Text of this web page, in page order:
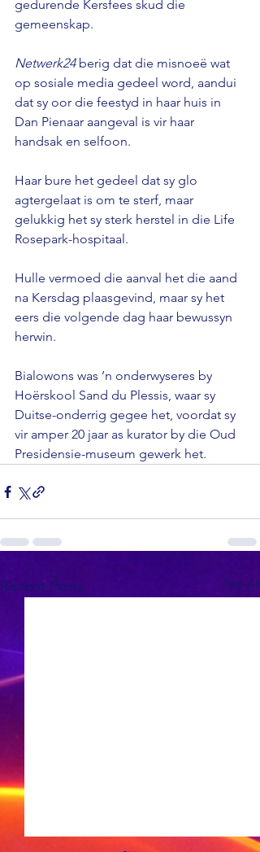
gedurende Kersfees skud die
gemeenskap.
Netwerk24 berig dat die misnoeë wat
op sosiale media gedeel word, aandui
dat sy oor die feestyd in haar huis in
Dan Pienaar aangeval is vir haar
handsak en selfoon.
Haar bure het gedeel dat sy glo
agtergelaat is om te sterf, maar
gelukkig het sy sterk herstel in die Life
Rosepark-hospitaal.
Hulle vermoed die aanval het die aand
na Kersdag plaasgevind, maar sy het
eers die volgende dag haar bewussyn
herwin.
Bialowons was ’n onderwyseres by
Hoërskool Sand du Plessis, waar sy
Duitse-onderrig gegee het, voordat sy
vir amper 20 jaar as kurator by die Oud
Presidensie-museum gewerk het.
Recent Posts See All